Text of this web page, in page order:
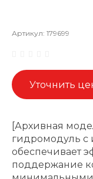
Артикул: 179699
Уточнить
[Архивная
гидромодуль с
обеспечивает
поддержание